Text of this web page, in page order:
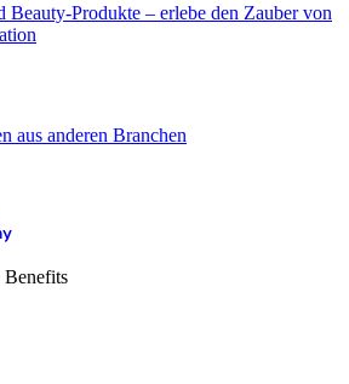
Beauty-Produkte – erlebe den Zauber von
aus anderen Branchen
Benefits